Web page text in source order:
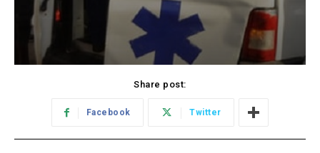
Share post:
Facebook Twitter